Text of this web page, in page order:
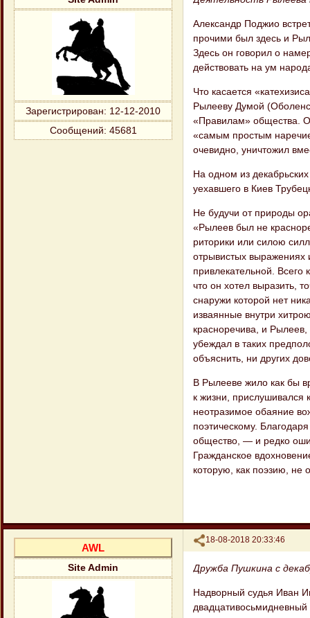
Зарегистрирован: 12-12-2010
Сообщений: 45681
Александр Поджио
прочими был здесь и
Здесь он говорил о
действовать на ум
Что касается
Рылееву Думой
«Правилам» общества.
«самым простым
очевидно, уничтожил
На одном из
уехавшего в Киев
Не будучи от природы
«Рылеев был не
риторики или силою
отрывистых выражениях
привлекательной. Всего
что он хотел выразить,
снаружи которой нет
изваянные внутри
красноречива, и
убеждал в таких
объяснить, ни других
В Рылееве жило как бы
к жизни, прислушивался
неотразимое обаяние
поэтическому.
общество, — и редко
Гражданское
которую, как поэзию, не
Поделиться
18-08-2018 20:33:46
AWL
Site Admin Дружба Пушкина с
Надворный судья Иван
двадцативосьмидневный